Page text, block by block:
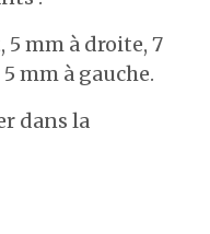
5 mm à droite, 7
mm à gauche.
dans la